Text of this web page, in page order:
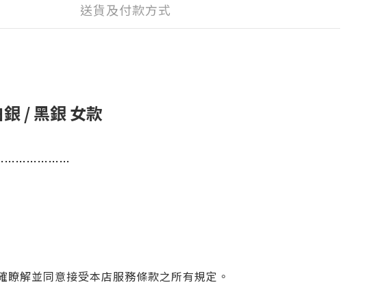
送貨及付款方式
/ 黑銀 女款
………………
瞭解並同意接受本店服務條款之所有規定。